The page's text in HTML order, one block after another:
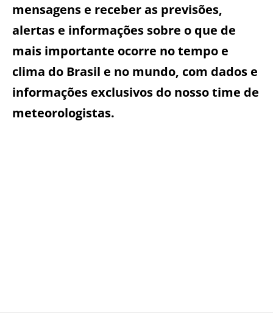
mensagens e receber as previsões,
alertas e informações sobre o que de
mais importante ocorre no tempo e
clima do Brasil e no mundo, com dados e
informações exclusivos do nosso time de
meteorologistas.